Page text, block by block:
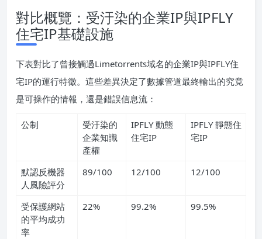
對比概覽：受汙染的企業IP與IPFLY
住宅IP基礎設施
下表對比了曾接觸過Limetorrents域名的企業IP與IPFLY住
宅IP的運行特徵。這些差異決定了數據管道最終輸出的究竟
是可操作的情報，還是錯誤信息流：
公制
受汙染的
企業知識
產權
IPFLY 動態
住宅IP
IPFLY 靜態住
宅IP
默認反機器
人風險評分
89/100 12/100 12/100
受保護網站
的平均成功
率
22% 99.2% 99.5%